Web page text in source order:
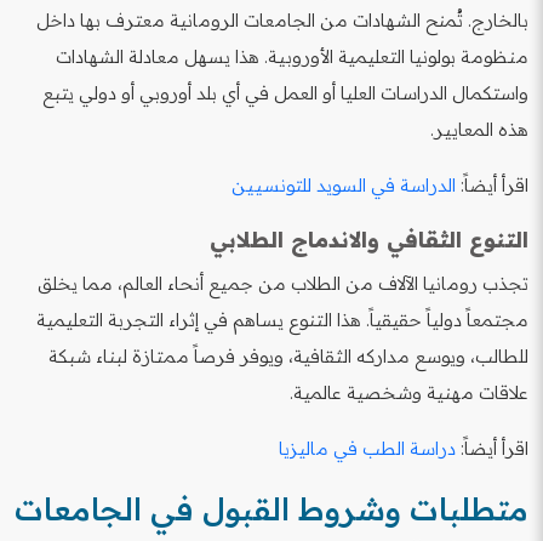
بالخارج. تُمنح الشهادات من الجامعات الرومانية معترف بها داخل
منظومة بولونيا التعليمية الأوروبية. هذا يسهل معادلة الشهادات
واستكمال الدراسات العليا أو العمل في أي بلد أوروبي أو دولي يتبع
هذه المعايير.
اقرأ أيضاً: الدراسة في السويد للتونسيين
التنوع الثقافي والاندماج الطلابي
تجذب رومانيا الآلاف من الطلاب من جميع أنحاء العالم، مما يخلق
مجتمعاً دولياً حقيقياً. هذا التنوع يساهم في إثراء التجربة التعليمية
للطالب، ويوسع مداركه الثقافية، ويوفر فرصاً ممتازة لبناء شبكة
علاقات مهنية وشخصية عالمية.
اقرأ أيضاً: دراسة الطب في ماليزيا
متطلبات وشروط القبول في الجامعات